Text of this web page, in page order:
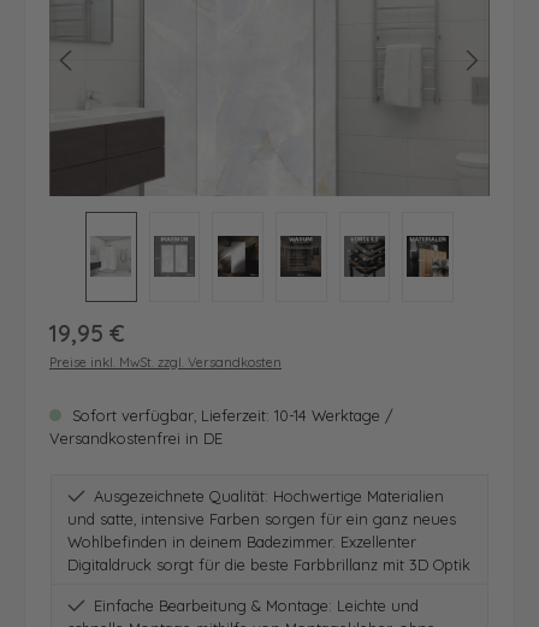
Regulärer Preis:
19,95 €
Preise inkl. MwSt. zzgl. Versandkosten
Sofort verfügbar, Lieferzeit: 10-14 Werktage /
Versandkostenfrei in DE
Ausgezeichnete Qualität: Hochwertige Materialien
und satte, intensive Farben sorgen für ein ganz neues
Wohlbefinden in deinem Badezimmer. Exzellenter
Digitaldruck sorgt für die beste Farbbrillanz mit 3D Optik
Einfache Bearbeitung & Montage: Leichte und